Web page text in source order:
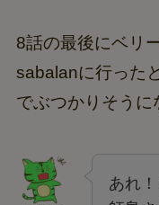
8話の最後にベリ
sabalanに行った
でぶつかりそうに
あれ！